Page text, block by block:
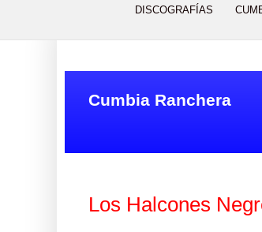
DISCOGRAFÍAS
Cumbia Ranchera
Los Halcones